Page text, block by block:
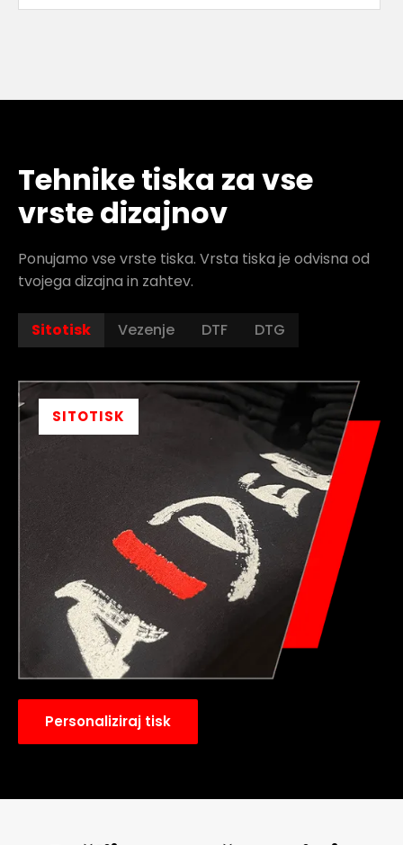
Tehnike tiska za vse
vrste dizajnov
Ponujamo vse vrste tiska. Vrsta tiska je odvisna od
tvojega dizajna in zahtev.
Sitotisk Vezenje DTF DTG
SITOTISK
Personaliziraj tisk